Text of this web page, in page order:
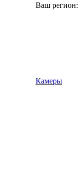
Ваш регион:
Камеры